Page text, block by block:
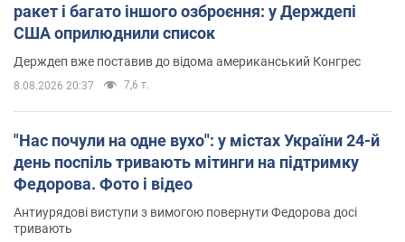
ракет і багато іншого озброєння: у Держдепі
США оприлюднили список
Держдеп вже поставив до відома американський Конгрес
8.08.2026 20:37 7,6 т.
"Нас почули на одне вухо": у містах України 24-й
день поспіль тривають мітинги на підтримку
Федорова. Фото і відео
Антиурядові виступи з вимогою повернути Федорова досі
тривають